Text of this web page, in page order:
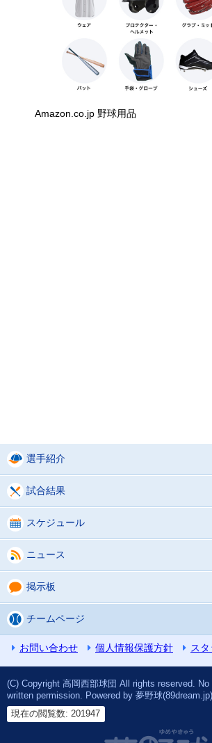
Amazon.co.jp 野球用品
選手紹介
試合結果
スケジュール
ニュース
掲示板
チームページ
お問い合わせ 個人情報保護方針 ス
(C) Copyright 高岡西部球団 All rights reserved.
written permission. Powered by 夢野球(89dream.jp)
現在の閲覧数: 201947